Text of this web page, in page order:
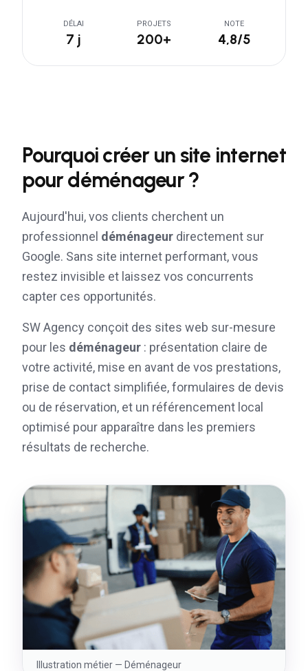
DÉLAI
7 j
PROJETS
200+
NOTE
4,8/5
Pourquoi créer un site internet
pourdéménageur?
Aujourd'hui, vos clients cherchent un
professionnel déménageur directement sur
Google. Sans site internet performant, vous
restez invisible et laissez vos concurrents
capter ces opportunités.
SW Agency conçoit des sites web sur-mesure
pour les déménageur : présentation claire de
votre activité, mise en avant de vos prestations,
prise de contact simplifiée, formulaires de devis
ou de réservation, et un référencement local
optimisé pour apparaître dans les premiers
résultats de recherche.
Illustration métier — Déménageur